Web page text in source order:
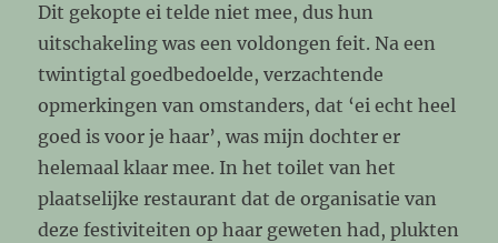
Dit gekopte ei telde niet mee, dus hun
uitschakeling was een voldongen feit. Na een
twintigtal goedbedoelde, verzachtende
opmerkingen van omstanders, dat ‘ei echt heel
goed is voor je haar’, was mijn dochter er
helemaal klaar mee. In het toilet van het
plaatselijke restaurant dat de organisatie van
deze festiviteiten op haar geweten had, plukten